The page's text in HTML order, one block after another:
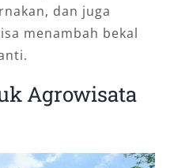
dan juga
menambah bekal
Agrowisata